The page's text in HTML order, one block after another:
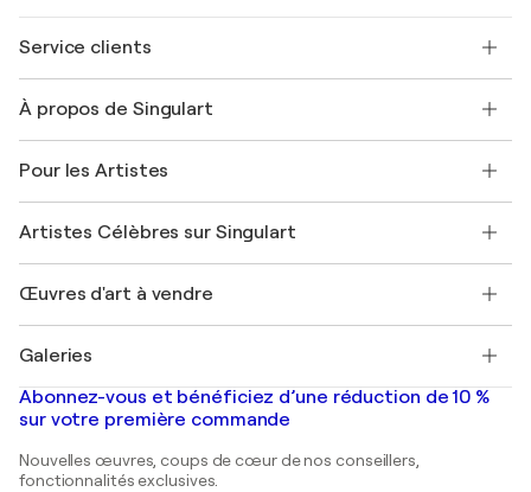
Service clients
Expédition
Offrir une carte cadeau
Rejoignez notre programme commercial
Mon compte
+33 1 76 44 06 42
À propos de Singulart
FAQ
Magazine Singulart
Emplois
Découvrez une sélection d'art original
Pour les Artistes
Se connecter en tant qu'Artiste
Artistes Célèbres sur Singulart
Marc Chagall
Banksy
Mr. Brainwash
Shepard Fairey
Œuvres d'art à vendre
Tableaux abstraits à vendre
Peintures de paysage
Estampes
Peintures acryliques
Galeries
Galeries d'art en France
Galeries d'art en Belgique
Abonnez-vous et bénéficiez d’une réduction de 10 %
sur votre première commande
Nouvelles œuvres, coups de cœur de nos conseillers,
fonctionnalités exclusives.